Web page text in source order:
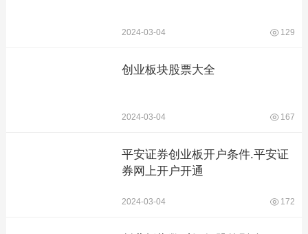
2024-03-04 129
创业板块股票大全
2024-03-04 167
平安证券创业板开户条件.平安证
券网上开户开通
2024-03-04 172